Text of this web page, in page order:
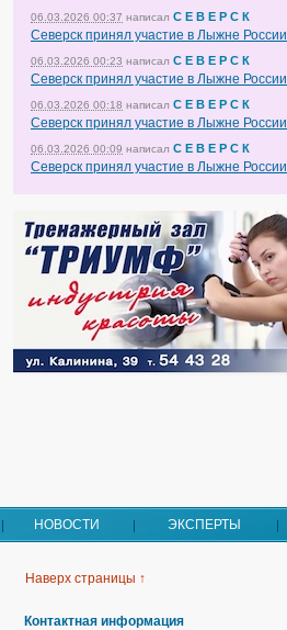
06.03.2026 00:37 написал С Е В Е Р С К
Северск принял участие в Лыжне России
06.03.2026 00:23 написал С Е В Е Р С К
Северск принял участие в Лыжне России
06.03.2026 00:18 написал С Е В Е Р С К
Северск принял участие в Лыжне России
06.03.2026 00:09 написал С Е В Е Р С К
Северск принял участие в Лыжне России
НОВОСТИ ЭКСПЕРТЫ
Наверх страницы ↑
Контактная информация